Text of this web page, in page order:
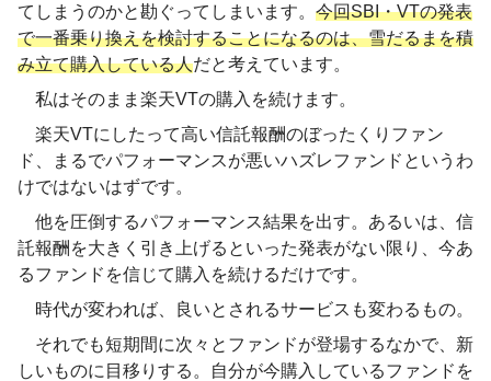
てしまうのかと勘ぐってしまいます。 今回SBI・VTの発表
で一番乗り換えを検討することになるのは、雪だるまを積
み立て購入している人だと考えています。
私はそのまま楽天VTの購入を続けます。
楽天VTにしたって高い信託報酬のぼったくりファン
ド、まるでパフォーマンスが悪いハズレファンドというわ
けではないはずです。
他を圧倒するパフォーマンス結果を出す。あるいは、信
託報酬を大きく引き上げるといった発表がない限り、今あ
るファンドを信じて購入を続けるだけです。
時代が変われば、良いとされるサービスも変わるもの。
それでも短期間に次々とファンドが登場するなかで、新
しいものに目移りする。自分が今購入しているファンドを